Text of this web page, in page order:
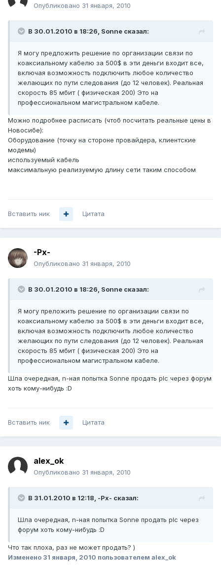
Опубликовано 31 января, 2010
В 30.01.2010 в 18:26, Sonne сказал:
Я могу предложить решение по организации связи по
коаксиальному кабелю за 500$ в эти деньги входит все,
включая возможность подключить любое количество
желающих по пути следования (до 12 человек). Реальная
скорость 85 мбит ( физическая 200) Это на
профессиональном магистральном кабеле.
Можно подробнее расписать (чтоб посчитать реальные цены в
Новосибе):
Оборудование (точку на стороне провайдера, клиентские
модемы)
используемый кабель
максимальную реализуемую длину сети таким способом
Вставить ник Цитата
-Px-
Опубликовано 31 января, 2010
В 30.01.2010 в 18:26, Sonne сказал:
Я могу преложить решение по организации связи по
коаксиальному кабелю за 500$ в эти деньги входит все,
включая возможность подключить любое количество
желающих по пути следования (до 12 человек). Реальная
скорость 85 мбит ( физическая 200) Это на
профессиональном магистральном кабеле.
Шла очередная, n-ная попытка Sonne продать plc через форум
хоть кому-нибудь :D
Вставить ник Цитата
alex_ok
Опубликовано 31 января, 2010
В 31.01.2010 в 12:18, -Px- сказал:
Шла очередная, n-ная попытка Sonne продать plc через
форум хоть кому-нибудь :D
Что так плоха, раз не может продать? )
Изменено 31 января, 2010 пользователем alex_ok